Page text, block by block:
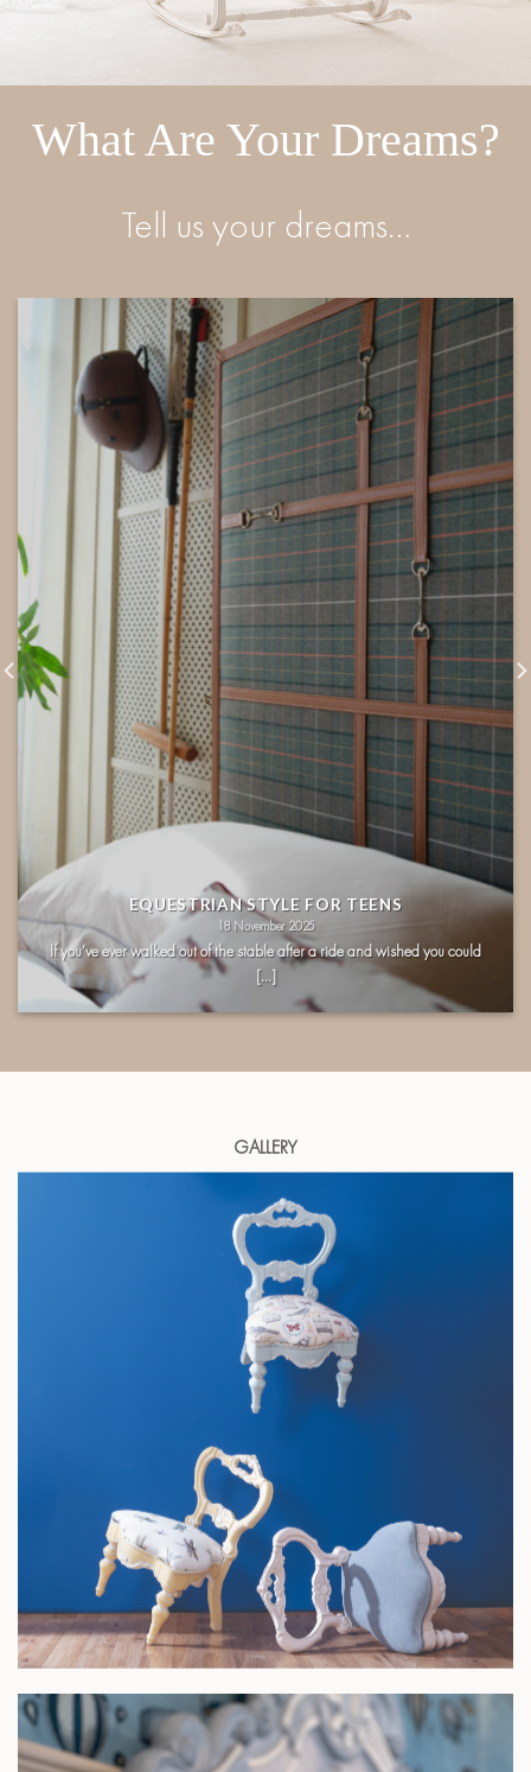
What Are Your Dreams?
Tell us your dreams…
EQUESTRIAN STYLE FOR TEENS
18 November 2025
If you’ve ever walked out of the stable after a ride and wished you could
[...]
GALLERY